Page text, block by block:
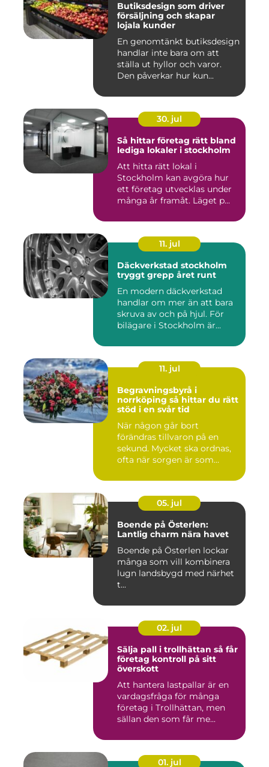
Butiksdesign som driver
försäljning och skapar
lojala kunder
En genomtänkt butiksdesign
handlar inte bara om att
ställa ut hyllor och varor.
Den påverkar hur kun...
30. jul
Så hittar företag rätt bland
lediga lokaler i stockholm
Att hitta rätt lokal i
Stockholm kan avgöra hur
ett företag utvecklas under
många år framåt. Läget p...
11. jul
Däckverkstad stockholm
tryggt grepp året runt
En modern däckverkstad
handlar om mer än att bara
skruva av och på hjul. För
bilägare i Stockholm är...
11. jul
Begravningsbyrå i
norrköping så hittar du rätt
stöd i en svår tid
När någon går bort
förändras tillvaron på en
sekund. Mycket ska ordnas,
ofta när sorgen är som
05. jul
Boende på Österlen:
Lantlig charm nära havet
Boende på Österlen lockar
många som vill kombinera
lugn landsbygd med närhet
t...
02. jul
Sälja pall i trollhättan så får
företag kontroll på sitt
överskott
Att hantera lastpallar är en
vardagsfråga för många
företag i Trollhättan, men
sällan den som får me...
01. jul